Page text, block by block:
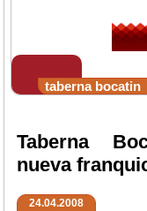
taberna bocatin
Taberna
nueva
24.04.2008